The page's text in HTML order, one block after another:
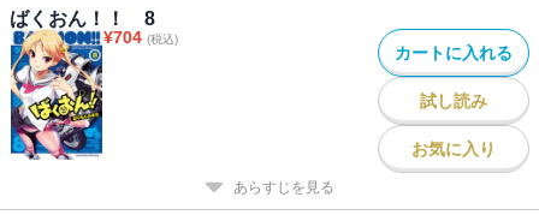
ばくおん！！ 8
¥704 (税込)
カートに入れる
試し読み
お気に入り
あらすじを見る